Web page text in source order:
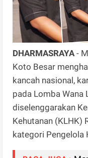
DHARMASRAYA -
Koto Besar
kancah nasional,
pada Lomba Wana
diselenggarakan
Kehutanan (KLHK)
kategori Pengelola